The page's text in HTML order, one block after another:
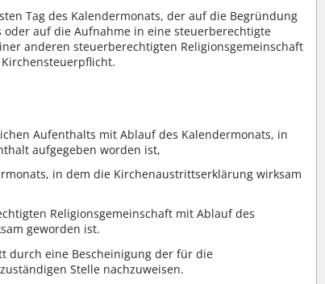
Tag des Kalendermonats, der auf die Begründung
auf die Aufnahme in eine steuerberechtigte
anderen steuerberechtigten Religionsgemeinschaft
Aufenthalts mit Ablauf des Kalendermonats, in
aufgegeben worden ist,
in dem die Kirchenaustrittserklärung wirksam
Religionsgemeinschaft mit Ablauf des
geworden ist.
durch eine Bescheinigung der für die
Stelle nachzuweisen.